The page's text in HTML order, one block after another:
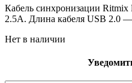
составляла
539.00₽.
490.00₽.
Кабель синхронизации
2.5A. Длина кабеля USB 2.0 —
Нет в наличии